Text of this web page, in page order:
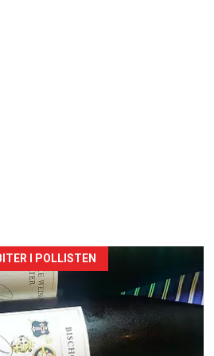
I POLLISTEN